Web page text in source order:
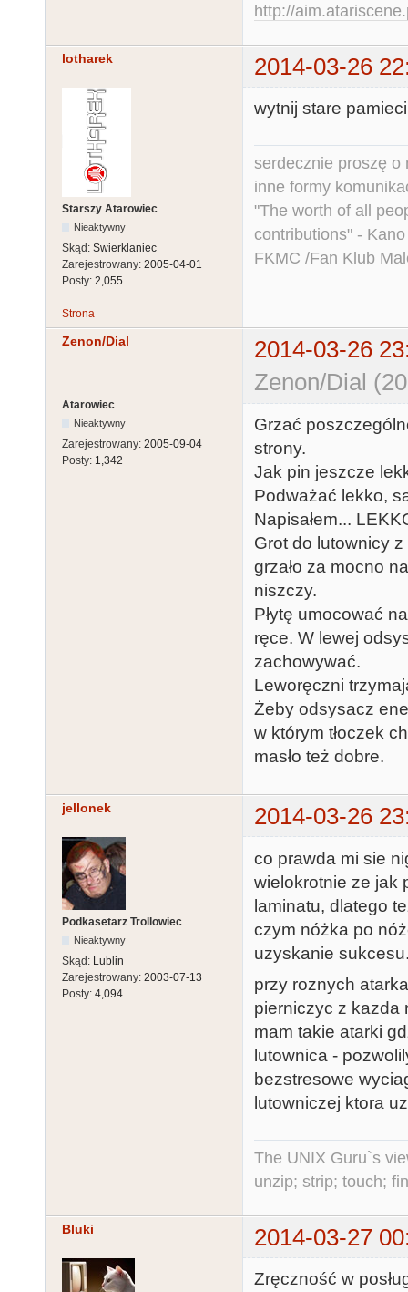
http://
lotharek 2014-03-26
Starszy Atarowiec
Nieaktywny
Skąd: Swierklaniec
Zarejestrowany: 2005-04-01
Posty: 2,055
wytnij stare
serdecznie proszę o
inne formy
"The worth of all
contributions" -
FKMC /Fan Klub
Strona
Zenon/Dial
2014-03-26
Zenon/Dial
Atarowiec
Nieaktywny
Zarejestrowany: 2005-09-04
Posty: 1,342
Grzać
strony.
Jak pin jeszcze
Podważać lekko,
Napisałem...
Grot do lutownicy
grzało za mocno
niszczy.
Płytę umocować
ręce. W lewej
zachowywać.
Leworęczni
Żeby odsysacz
w którym tłoczek
masło też dobre.
jellonek 2014-03-26
Podkasetarz Trollowiec
Nieaktywny
Skąd: Lublin
Zarejestrowany: 2003-07-13
Posty: 4,094
co prawda mi sie
wielokrotnie ze jak
laminatu, dlatego
czym nóżka po
uzyskanie
przy roznych
pierniczyc z kazda
mam takie atarki
lutownica -
bezstresowe
lutowniczej ktora
The UNIX Guru`s
unzip; strip; touch;
Bluki 2014-03-27
Zręczność w